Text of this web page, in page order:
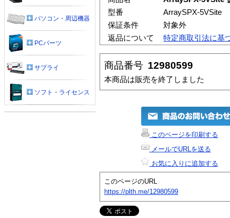
型番
ArraySPX-5VSite
保証条件
対象外
返品について
特定商取引法に基
商品番号 12980599
本商品は販売を終了しました
このページを印刷する
メールでURLを送る
お気に入りに追加する
このページのURL
https://plth.me/12980599
パソコン・周辺機器
PCパーツ
サプライ
ソフト・ライセンス